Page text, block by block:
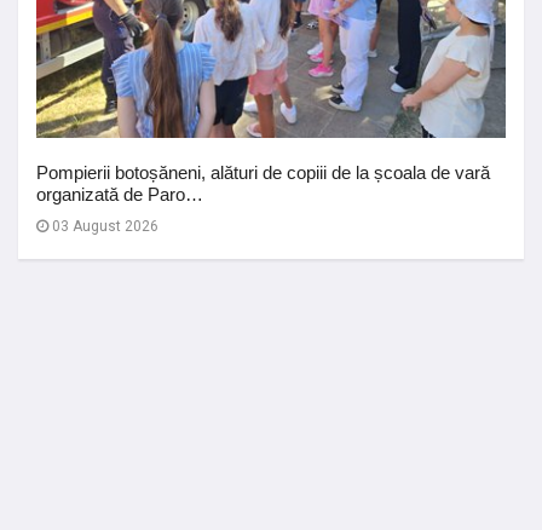
Pompierii botoșăneni, alături de copiii de la școala de vară
organizată de Paro…
03 August 2026